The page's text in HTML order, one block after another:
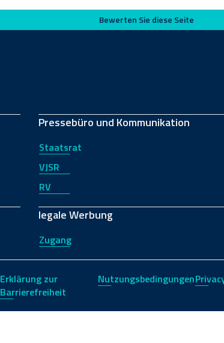
Bewerten Sie diese Seite
Pressebüro und Kommunikation
Staatsrat
VJSR
RV
legale Werbung
Zugang
Erklärung zur
Barrierefreiheit
Nutzungsbedingungen